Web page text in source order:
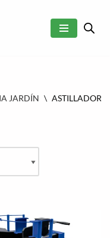
JARDÍN \